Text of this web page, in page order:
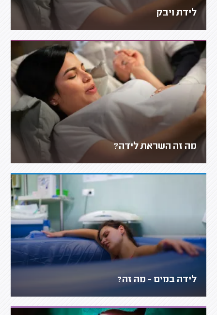
לידת ויבק
מה זה השראת לידה?
לידה במים - מה זה?